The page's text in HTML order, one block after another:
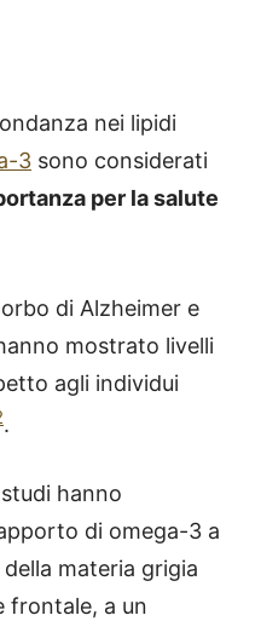
nei lipidi
3 sono considerati
per la salute
di Alzheimer e
mostrato livelli
agli individui
.
hanno
di omega-3 a
materia grigia
frontale, a un